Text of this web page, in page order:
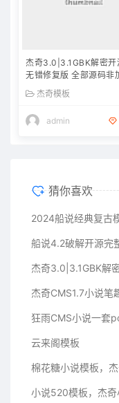
杰奇3.0|3.1GBK解密开
无错修复版 全部源码非
杰奇模板
admin
猜你喜欢
2024船说经典复古
杰奇CMS1.7小说笔
云来阁模板